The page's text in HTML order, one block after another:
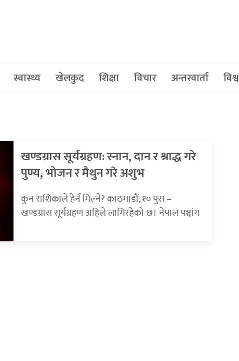
स्वास्थ्य खेलकुद शिक्षा विचार अन्तरवार्ता विश्व
खण्डग्रास सूर्यग्रहण: स्नान, दान र श्राद्ध गरे
पुण्य, भोजन र मैथुन गरे अशुभ
कुन राशिकाले हेर्न मिल्ने? काठमाडौं, १० पुस –
खण्डग्रास सूर्यग्रहण अहिले लागिरहेको छ। नेपाल पञ्चांग